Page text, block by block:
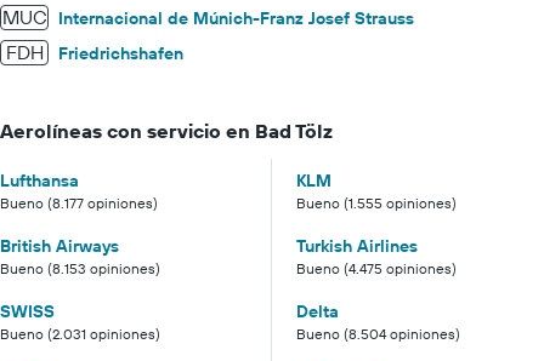
MUC Internacional de Múnich-Franz Josef Strauss
FDH Friedrichshafen
Aerolíneas con servicio en Bad Tölz
Lufthansa
Bueno (8.177 opiniones)
KLM
Bueno (1.555 opiniones)
British Airways
Bueno (8.153 opiniones)
Turkish Airlines
Bueno (4.475 opiniones)
SWISS
Bueno (2.031 opiniones)
Delta
Bueno (8.504 opiniones)